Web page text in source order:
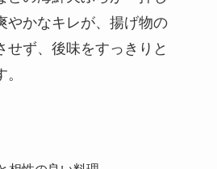
やかなキレが、揚げ物の
せず、後味をすっきりと